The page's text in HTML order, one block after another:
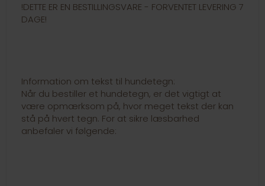
!DETTE ER EN BESTILLINGSVARE - FORVENTET LEVERING 7
DAGE!
Information om tekst til hundetegn:
Når du bestiller et hundetegn, er det vigtigt at
være opmærksom på, hvor meget tekst der kan
stå på hvert tegn. For at sikre læsbarhed
anbefaler vi følgende: